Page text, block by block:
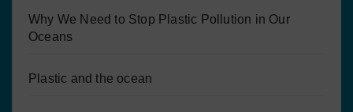
Why We Need to Stop Plastic Pollution in Our
Oceans
Plastic and the ocean